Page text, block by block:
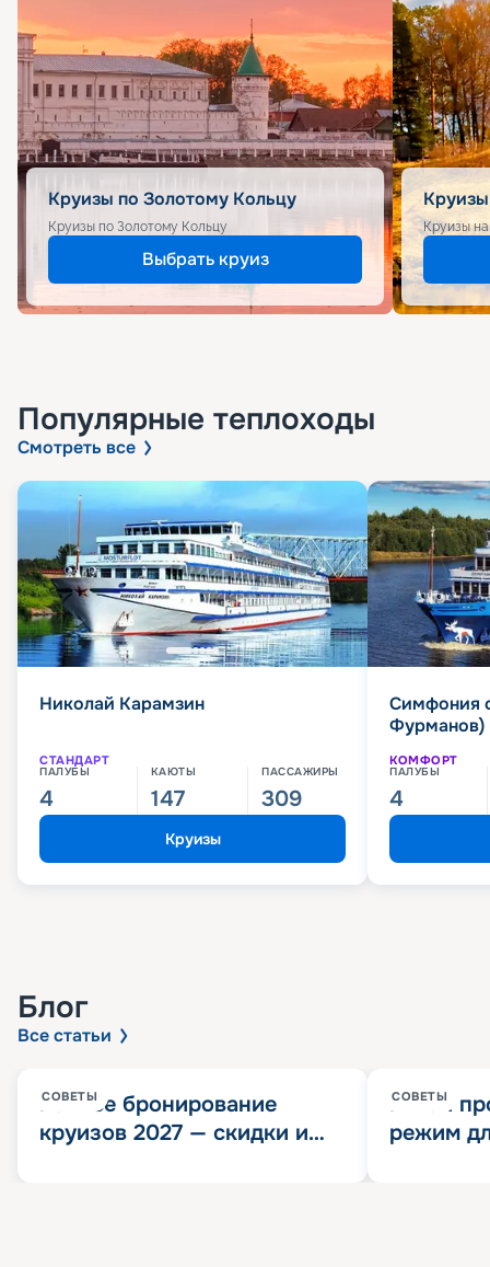
Круизы по Золотому Кольцу
Круизы по Золотому Кольцу
Выбрать круиз
Круизы
Популярные теплоходы
Смотреть все
Николай Карамзин
СТАНДАРТ
ПАЛУБЫ
4
КАЮТЫ
147
ПАССАЖИРЫ
309
Круизы
Симфония
Фурманов)
КОМФОРТ
ПАЛУБЫ
4
Блог
Все статьи
СОВЕТЫ
Раннее бронирование
круизов 2027 — скидки и
СОВЕТЫ
Китай
режим